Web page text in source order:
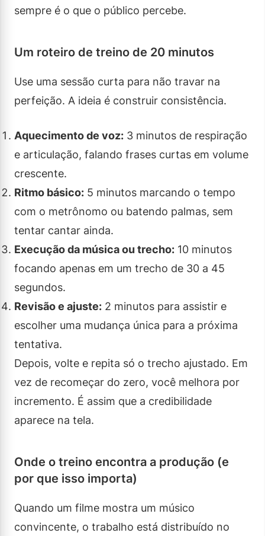
sempre é o que o público percebe.
Um roteiro de treino de 20 minutos
Use uma sessão curta para não travar na
perfeição. A ideia é construir consistência.
Aquecimento de voz: 3 minutos de respiração
e articulação, falando frases curtas em volume
crescente.
Ritmo básico: 5 minutos marcando o tempo
com o metrônomo ou batendo palmas, sem
tentar cantar ainda.
Execução da música ou trecho: 10 minutos
focando apenas em um trecho de 30 a 45
segundos.
Revisão e ajuste: 2 minutos para assistir e
escolher uma mudança única para a próxima
tentativa.
Depois, volte e repita só o trecho ajustado. Em
vez de recomeçar do zero, você melhora por
incremento. É assim que a credibilidade
aparece na tela.
Onde o treino encontra a produção (e
por que isso importa)
Quando um filme mostra um músico
convincente, o trabalho está distribuído no